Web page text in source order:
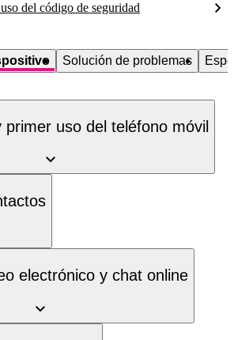
del código de seguridad
Solución de problemas
primer uso del teléfono móvil
electrónico y chat online